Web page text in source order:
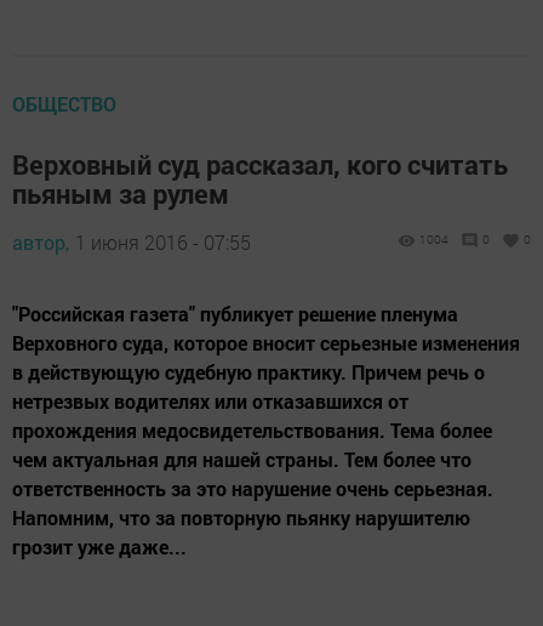
ОБЩЕСТВО
Верховный суд рассказал, кого считать
пьяным за рулем
автор, 1 июня 2016 - 07:55 1004 0 0
"Российская газета" публикует решение пленума
Верховного суда, которое вносит серьезные изменения
в действующую судебную практику. Причем речь о
нетрезвых водителях или отказавшихся от
прохождения медосвидетельствования. Тема более
чем актуальная для нашей страны. Тем более что
ответственность за это нарушение очень серьезная.
Напомним, что за повторную пьянку нарушителю
грозит уже даже...